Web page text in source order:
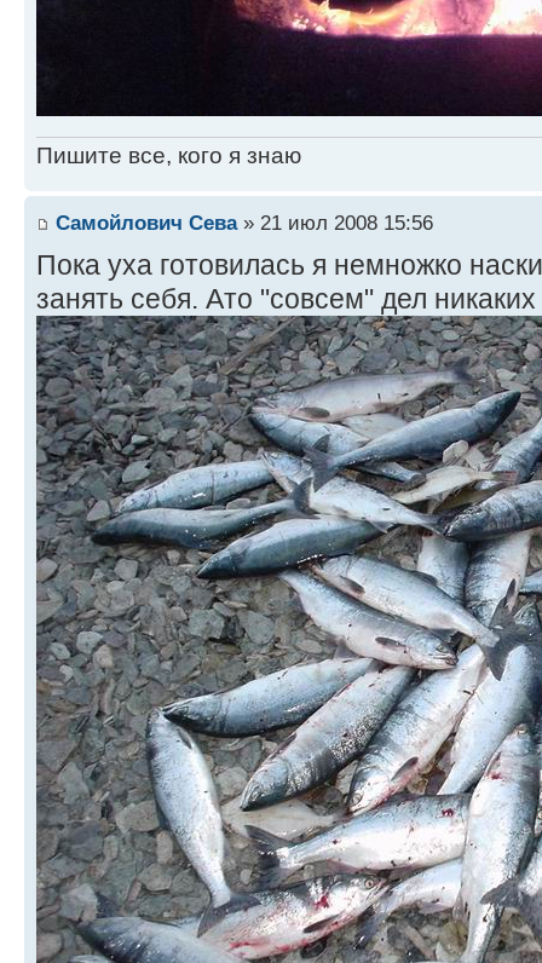
Пишите все, кого я знаю
Самойлович Сева» 21 июл 2008 15:56
Пока уха готовилась я немножко
занять себя. Ато "совсем" дел